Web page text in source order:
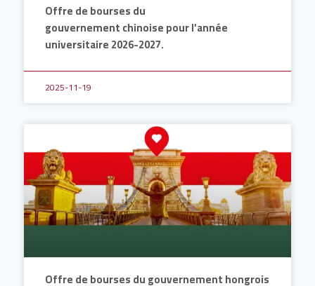
Offre de bourses du
gouvernement chinoise pour l’année
universitaire 2026-2027.
2025-11-19
Offre de bourses du gouvernement hongrois